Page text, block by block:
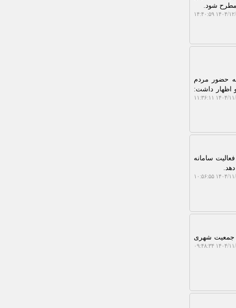
مطرح شود.
۱۲/۰۳ ۱۴:۴۰:۵۹
ضمن اشاره به این که حضور مردم
اظهار داشت:
۱۱/۲۳ ۱۱:۳۶:۱۱
سامانه
۱۱/۲۱ ۱۰:۵۶:۵۵
اظهار داشت: حدود ۲۰ میلیون نفر از جمعیت شهری
۱۱/۲۰ ۰۹:۴۸:۳۴